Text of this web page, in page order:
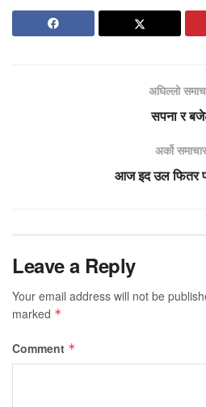
अघिल्लो
सपना र
अर्को समाचार
आज इद उल फितर
Leave a Reply
Your email address will not be
marked *
Comment *